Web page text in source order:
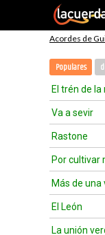
Acordes de
Populares
El trén de
Va a sevir
Rastone
Por cultivar
Más de una
El León
La unión